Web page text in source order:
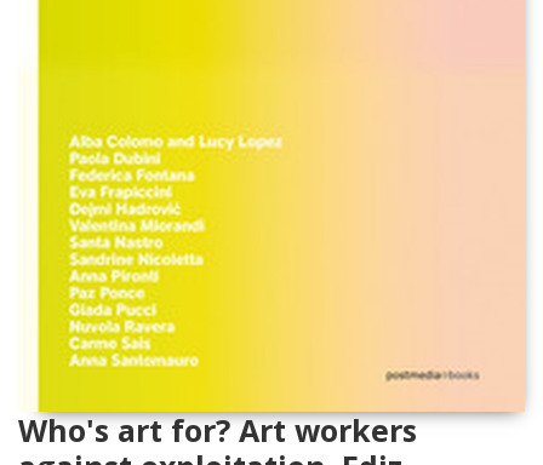
Who's art for? Art workers